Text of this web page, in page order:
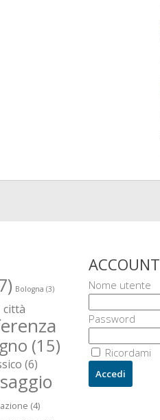
Bologna (3)
città
(15)
(6)
(4)
ACCOUNT
Nome utente
Password
Ricordami